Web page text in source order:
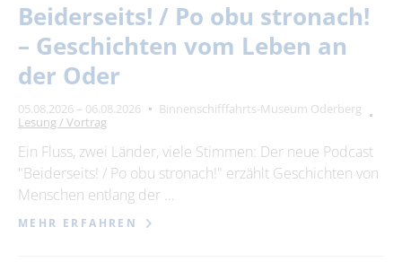
Beiderseits! / Po obu stronach!
– Geschichten vom Leben an
der Oder
05.08.2026 – 06.08.2026
Binnenschifffahrts-Museum Oderberg
Lesung / Vortrag
Ein Fluss, zwei Länder, viele Stimmen: Der neue Podcast
"Beiderseits! / Po obu stronach!" erzählt Geschichten von
Menschen entlang der …
MEHR ERFAHREN